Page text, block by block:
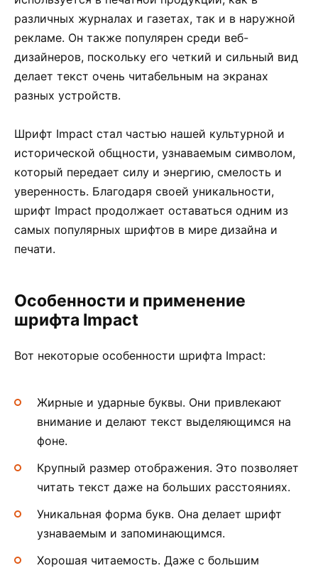
различных журналах и газетах, так и в наружной
рекламе. Он также популярен среди веб-
дизайнеров, поскольку его четкий и сильный вид
делает текст очень читабельным на экранах
разных устройств.
Шрифт Impact стал частью нашей культурной и
исторической общности, узнаваемым символом,
который передает силу и энергию, смелость и
уверенность. Благодаря своей уникальности,
шрифт Impact продолжает оставаться одним из
самых популярных шрифтов в мире дизайна и
печати.
Особенности и применение
шрифта Impact
Вот некоторые особенности шрифта Impact:
Жирные и ударные буквы. Они привлекают
внимание и делают текст выделяющимся на
фоне.
Крупный размер отображения. Это позволяет
читать текст даже на больших расстояниях.
Уникальная форма букв. Она делает шрифт
узнаваемым и запоминающимся.
Хорошая читаемость. Даже с большим